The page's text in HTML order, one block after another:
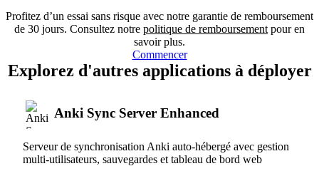
Profitez d’un essai sans risque avec notre garantie de remboursement
de 30 jours. Consultez notre politique de remboursement pour en
savoir plus.
Commencer
Explorez d'autres applications à déployer
Anki Sync Server Enhanced
Serveur de synchronisation Anki auto-hébergé avec gestion
multi-utilisateurs, sauvegardes et tableau de bord web